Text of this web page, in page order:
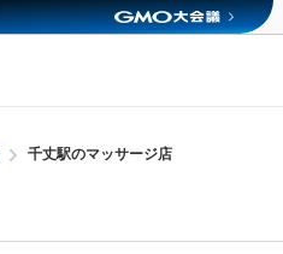
千丈駅のマッサージ店